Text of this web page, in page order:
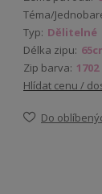
Téma/
Typ: Dělitelné
Délka zipu:
Zip barva:
Hlídat cenu /
Do